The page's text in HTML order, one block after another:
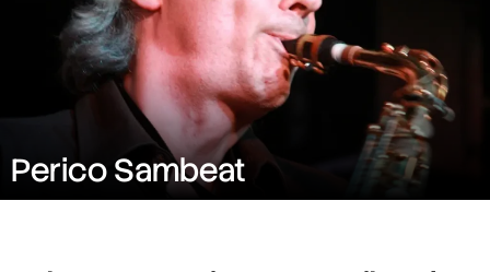
Perico Sambeat